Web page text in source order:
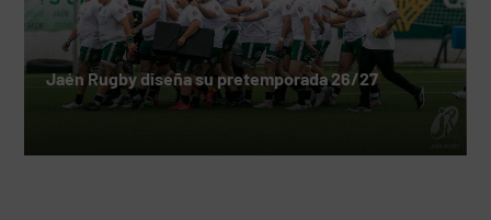
Jaén Rugby diseña su pretemporada 26/27